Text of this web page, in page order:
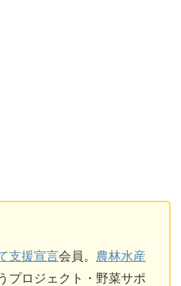
支援宣言会員。 農林水産
プロジェクト・野菜サポ